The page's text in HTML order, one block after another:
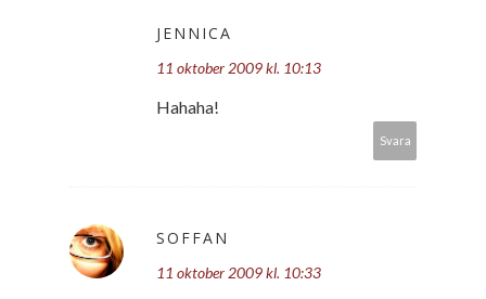
JENNICA
11 oktober 2009 kl. 10:13
Hahaha!
Svara
SOFFAN
11 oktober 2009 kl. 10:33